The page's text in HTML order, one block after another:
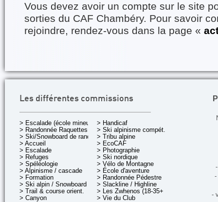
Vous devez avoir un compte sur le site
sorties du CAF Chambéry. Pour savoir
rejoindre, rendez-vous dans la page «
Les différentes commissions
> Escalade (école mineurs)
> Randonnée Raquettes
> Ski/Snowboard de rando.
> Accueil
> Escalade
> Refuges
> Spéléologie
> Alpinisme / cascade
> Formation
> Ski alpin / Snowboard
> Trail & course orient.
> Canyon
> Handicaf
> Ski alpinisme compét.
> Tribu alpine
> EcoCAF
> Photographie
> Ski nordique
> Vélo de Montagne
> École d'aventure
> Randonnée Pédestre
> Slackline / Highline
> Les Zwhenos (18-35+ ans)
> Vie du Club
-
-